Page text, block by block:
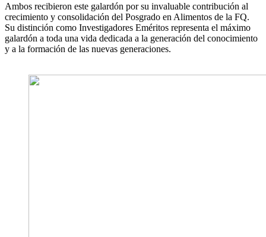
Ambos recibieron este galardón por su invaluable contribución al
crecimiento y consolidación del Posgrado en Alimentos de la FQ.
Su distinción como Investigadores Eméritos representa el máximo
galardón a toda una vida dedicada a la generación del conocimiento
y a la formación de las nuevas generaciones.